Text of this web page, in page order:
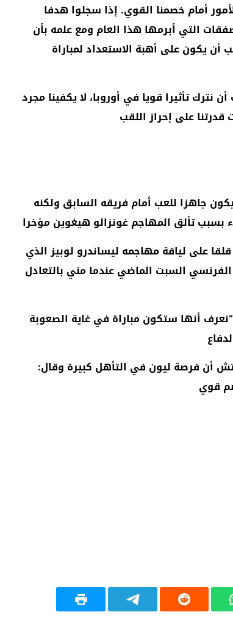
أمام خصمنا القوي. إذا سجلوا هدفا
التي أبرمها هذا العام ومع علمه بأن
أن يكون على أهبة الاستعداد لمباراة
نترك تأثيرا قويا في أوروبا، لا يكفينا مجرد
قدرتنا على إحراز اللقب
جاهزا للعب أمام فريقه السابق ولكنه
بسبب تألق المهاجم غونزالو هيغوين مؤخرا
على لياقة مهاجمه ليساندرو لوبيز الذي
السبت الماضي عندما مني بالتعادل
أنها ستكون مباراة في غاية الصعوبة
أن فرصة ليون في التأهل كبيرة وقال:
قوي